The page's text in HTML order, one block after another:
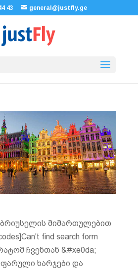
43 general@justfly.ge
მიმართულებით
find search form
ჩვენთან &#xe0da;
ფარული ხარჯები და